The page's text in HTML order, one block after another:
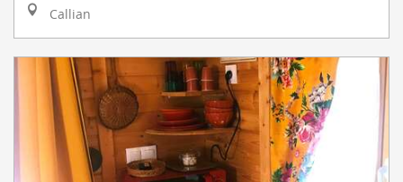
Callian